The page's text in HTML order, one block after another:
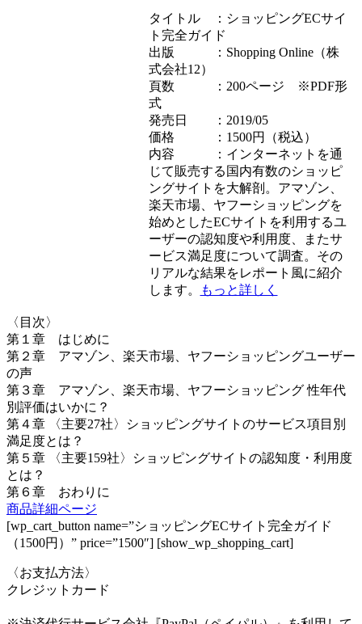
タイトル ：ショッピングECサイ
ト完全ガイド
出版 ：Shopping Online（株
式会社12）
頁数 ：200ページ ※PDF形
式
発売日 ：2019/05
価格 ：1500円（税込）
内容 ：インターネットを通
じて販売する国内有数のショッピ
ングサイトを大解剖。アマゾン、
楽天市場、ヤフーショッピングを
始めとしたECサイトを利用するユ
ーザーの認知度や利用度、またサ
ービス満足度について調査。その
リアルな結果をレポート風に紹介
します。
もっと詳しく
〈目次〉
第１章 はじめに
第２章 アマゾン、楽天市場、ヤフーショッピングユーザー
の声
第３章 アマゾン、楽天市場、ヤフーショッピング 性年代
別評価はいかに？
第４章 〈主要27社〉ショッピングサイトのサービス項目別
満足度とは？
第５章 〈主要159社〉ショッピングサイトの認知度・利用度
とは？
第６章 おわりに
商品詳細ページ
[wp_cart_button name=”ショッピングECサイト完全ガイド
（1500円）” price=”1500″] [show_wp_shopping_cart]
〈お支払方法〉
クレジットカード